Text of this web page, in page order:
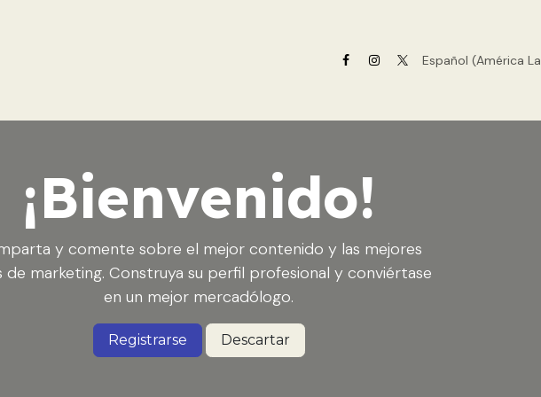
Revista Medellín Contacto
Español (América
¡Bienvenido!
y comente sobre el mejor contenido y las mejores
de marketing. Construya su perfil profesional y conviértase
en un mejor mercadólogo.
Registrarse Descartar